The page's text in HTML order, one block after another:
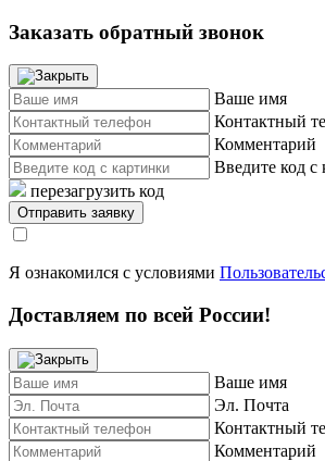
Заказать обратный звонок
Ваше имя
Контактный
Комментарий
Введите код с
перезагрузить код
Я ознакомился с условиями
Доставляем по всей России!
Ваше имя
Эл. Почта
Контактный
Комментарий